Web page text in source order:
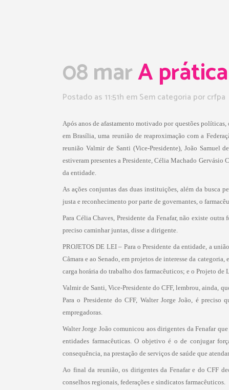
08 marA
Postado as 11:51h em Sem categoria porcrfpa
Após anos de afastamento motivado por questões
em Brasília, uma reunião de reaproximação com a
reunião Valmir de Santi (Vice-Presidente), João Samuel
estiveram presentes a Presidente, Célia Machado
da entidade.
As ações conjuntas das duas instituições, além da busca
justa e reconhecimento por parte de governantes, o
Para Célia Chaves, Presidente da Fenafar, não existe
preciso caminhar juntas, disse a dirigente.
PROJETOS DE LEI – Para o Presidente da entidade, a
Câmara e ao Senado, em projetos de interesse da
carga horária do trabalho dos farmacêuticos; e o Projeto
Valmir de Santi, Vice-Presidente do CFF, lembrou, ainda,
Para o Presidente do CFF, Walter Jorge João, é
empregadoras.
Walter Jorge João comunicou aos dirigentes da Fenafar
entidades farmacêuticas. O objetivo é o de conjugar
consequência, na prestação de serviços de saúde que
Ao final da reunião, os dirigentes da Fenafar e do CFF
conselhos regionais, federações e sindicatos farmacêuticos.